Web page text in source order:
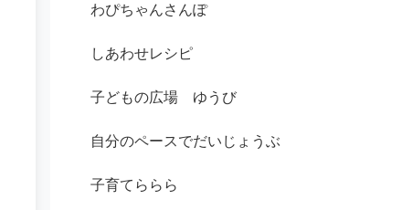
わぴちゃんさんぽ
しあわせレシピ
子どもの広場 ゆうび
自分のペースでだいじょうぶ
子育てららら